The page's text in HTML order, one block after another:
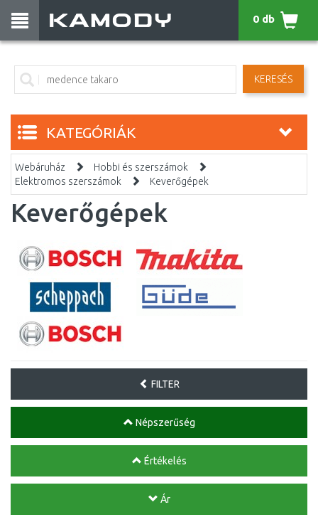
KERESÉS
0 db
KATEGÓRIÁK
Webáruház
Hobbi és szerszámok
Elektromos szerszámok
Keverőgépek
Keverőgépek
FILTER
Népszerűség
Értékelés
Ár